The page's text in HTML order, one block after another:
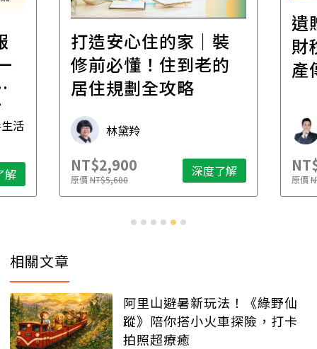
活
解
打造安心住的家｜裝
修前必懂！住到老的
居住規劃全攻略
林黛羚
NT$2,900
原價NT$5,600 深度了解
遺
財
產
原價
相關文章
阿里山避暑新玩法！《綠野仙
蹤》陪你搭小火車探險，打卡
拍照超療癒